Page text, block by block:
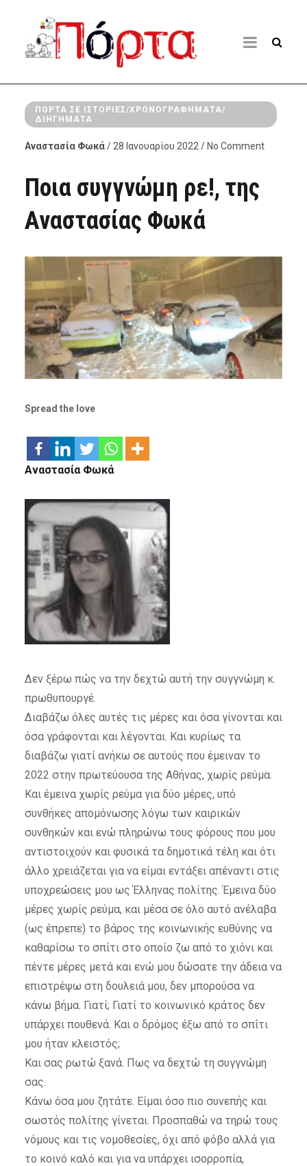
ΠΌΡΤΑ ΣΕ ΙΣΤΟΡΊΕΣ/ΧΡΟΝΟΓΡΑΦΉΜΑΤΑ/
ΔΙΗΓΉΜΑΤΑ
Αναστασία Φωκά/ 28 Ιανουαρίου 2022 / No Comment
Ποια συγγνώμη ρε!, της
Αναστασίας Φωκά
Spread the love
Αναστασία Φωκά
Δεν ξέρω πώς να την δεχτώ αυτή την συγγνώμη κ.
πρωθυπουργέ.
Διαβάζω όλες αυτές τις μέρες και όσα γίνονται και
όσα γράφονται και λέγονται. Και κυρίως τα
διαβάζω γιατί ανήκω σε αυτούς που έμειναν το
2022 στην πρωτεύουσα της Αθήνας, χωρίς ρεύμα.
Και έμεινα χωρίς ρεύμα για δύο μέρες, υπό
συνθήκες απομόνωσης λόγω των καιρικών
συνθηκών και ενώ πληρώνω τους φόρους που μου
αντιστοιχούν και φυσικά τα δημοτικά τέλη και ότι
άλλο χρειάζεται για να είμαι εντάξει απέναντι στις
υποχρεώσεις μου ως Έλληνας πολίτης. Έμεινα δύο
μέρες χωρίς ρεύμα, και μέσα σε όλο αυτό ανέλαβα
(ως έπρεπε) το βάρος της κοινωνικής ευθύνης να
καθαρίσω το σπίτι στο οποίο ζω από το χιόνι και
πέντε μέρες μετά και ενώ μου δώσατε την άδεια να
επιστρέψω στη δουλειά μου, δεν μπορούσα να
κάνω βήμα. Γιατί; Γιατί το κοινωνικό κράτος δεν
υπάρχει πουθενά. Και ο δρόμος έξω από το σπίτι
μου ήταν κλειστός;
Και σας ρωτώ ξανά. Πως να δεχτώ τη συγγνώμη
σας.
Κάνω όσα μου ζητάτε. Είμαι όσο πιο συνεπής και
σωστός πολίτης γίνεται. Προσπαθώ να τηρώ τους
νόμους και τις νομοθεσίες, όχι από φόβο αλλά για
το κοινό καλό και για να υπάρχει ισορροπία,